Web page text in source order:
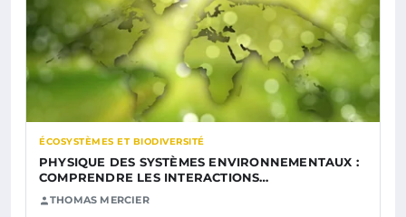
ÉCOSYSTÈMES ET BIODIVERSITÉ
PHYSIQUE DES SYSTÈMES ENVIRONNEMENTAUX :
COMPRENDRE LES INTERACTIONS…
THOMAS MERCIER